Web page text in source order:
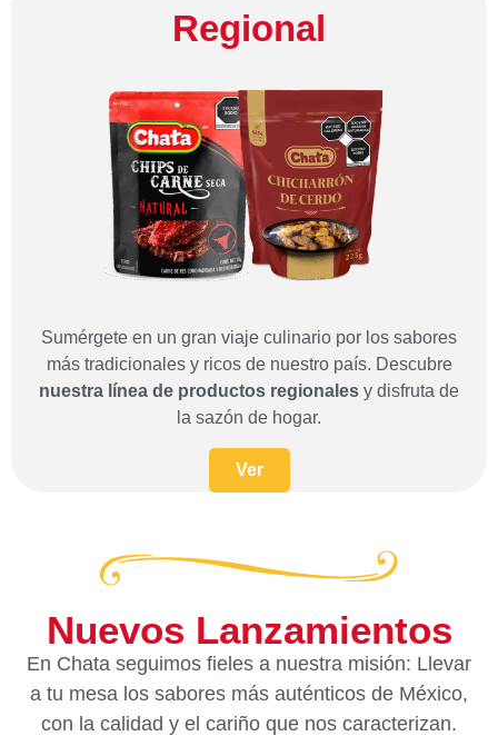
Regional
Sumérgete en un gran viaje culinario por los sabores
más tradicionales y ricos de nuestro país. Descubre
nuestra línea de productos regionales y disfruta de
la sazón de hogar.
Ver
Nuevos Lanzamientos
En Chata seguimos fieles a nuestra misión: Llevar
a tu mesa los sabores más auténticos de México,
con la calidad y el cariño que nos caracterizan.